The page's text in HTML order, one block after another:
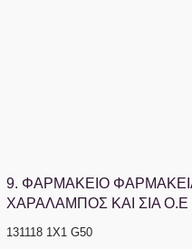
9. ΦΑΡΜΑΚΕΙΟ
ΧΑΡΑΛΑΜΠΟΣ ΚΑΙ ΣΙΑ Ο.Ε
131118 1Χ1 G50